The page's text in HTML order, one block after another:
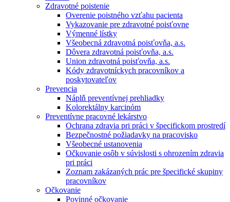
Zdravotné poistenie
Overenie poistného vzťahu pacienta
Vykazovanie pre zdravotné poisťovne
Výmenné lístky
Všeobecná zdravotná poisťovňa, a.s.
Dôvera zdravotná poisťovňa, a.s.
Union zdravotná poisťovňa, a.s.
Kódy zdravotníckych pracovníkov a
poskytovateľov
Prevencia
Náplň preventívnej prehliadky
Kolorektálny karcinóm
Preventívne pracovné lekárstvo
Ochrana zdravia pri práci v špecifickom prostredí
Bezpečnostné požiadavky na pracovisko
Všeobecné ustanovenia
Očkovanie osôb v súvislosti s ohrozením zdravia
pri práci
Zoznam zakázaných prác pre špecifické skupiny
pracovníkov
Očkovanie
Povinné očkovanie